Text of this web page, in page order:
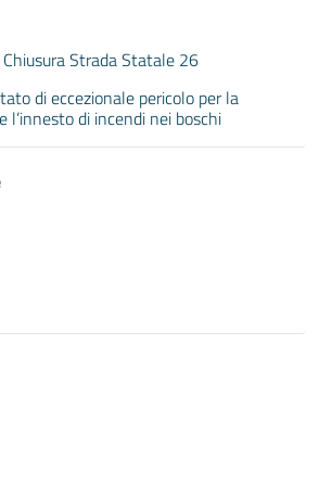
Chiusura Strada Statale 26
di eccezionale pericolo per la
l’innesto di incendi nei boschi